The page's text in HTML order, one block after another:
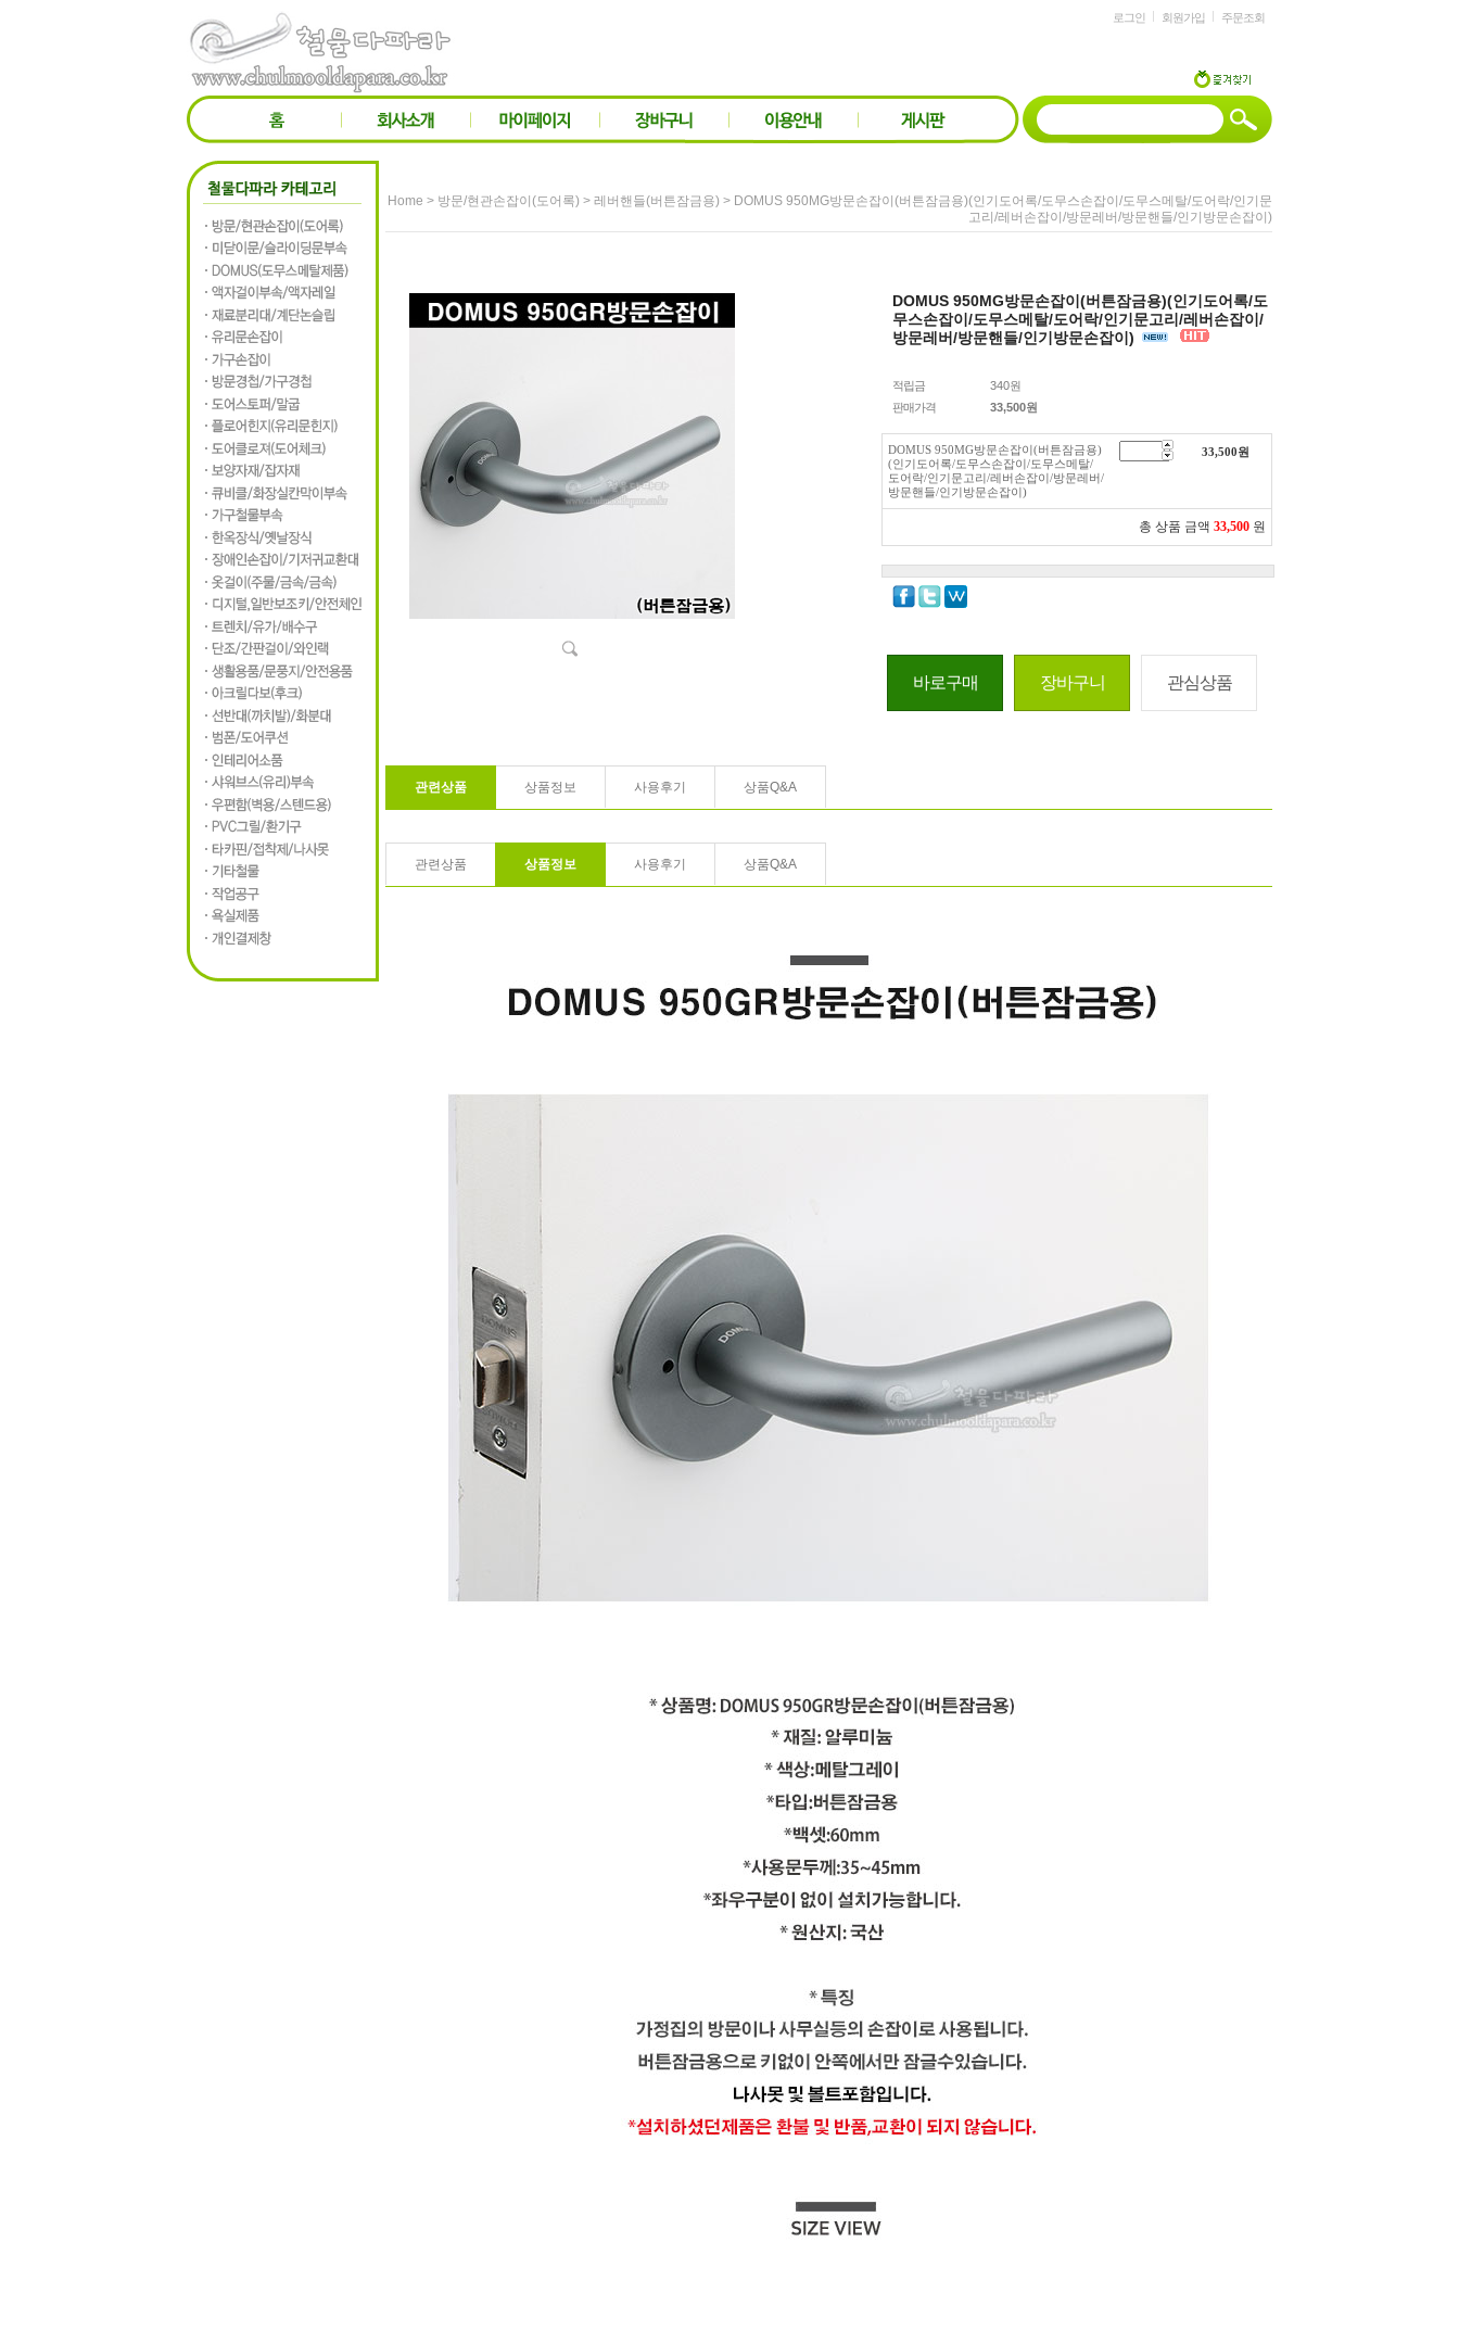
로그인 회원가입 주문조회
Home > 방문/현관손잡이(도어록) > 레버핸들(버튼잠금용) > DOMUS 950MG방문손잡이(버튼잠금용)(인기도어록/도무스손잡이/도무스메탈/도어락/인기문
고리/레버손잡이/방문레버/방문핸들/인기방문손잡이)
DOMUS 950MG방문손잡이(버튼잠금용)(인기도어록/도
무스손잡이/도무스메탈/도어락/인기문고리/레버손잡이/
방문레버/방문핸들/인기방문손잡이)
적립금
340원
판매가격
33,500원
DOMUS 950MG방문손잡이(버튼잠금용)
(인기도어록/도무스손잡이/도무스메탈/
도어락/인기문고리/레버손잡이/방문레버/
방문핸들/인기방문손잡이)
33,500원
총 상품 금액 33,500 원
바로구매 장바구니 관심상품
관련상품 상품정보 사용후기 상품Q&A
관련상품 상품정보 사용후기 상품Q&A